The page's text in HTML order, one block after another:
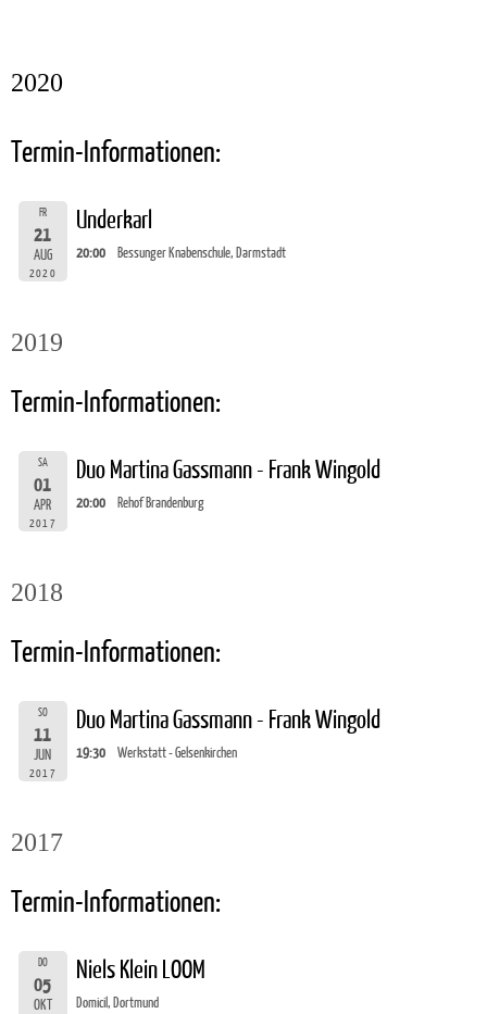
2020
Termin-Informationen:
FR
21
AUG
2020
Underkarl
20:00 Bessunger Knabenschule, Darmstadt
2019
Termin-Informationen:
SA
01
APR
2017
Duo Martina Gassmann - Frank Wingold
20:00 Rehof Brandenburg
2018
Termin-Informationen:
SO
11
JUN
2017
Duo Martina Gassmann - Frank Wingold
19:30 Werkstatt - Gelsenkirchen
2017
Termin-Informationen:
DO
05
OKT
Niels Klein LOOM
Domicil, Dortmund